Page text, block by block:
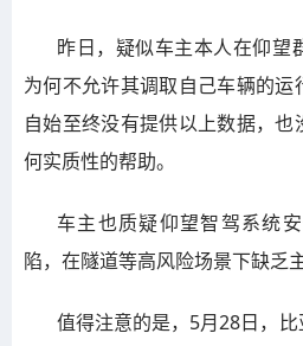
昨日，疑似车主本人在仰望
为何不允许其调取自己车辆的
自始至终没有提供以上数据，
何实质性的帮助。
车主也质疑仰望智驾系统
陷，在隧道等高风险场景下缺乏
值得注意的是，5月28日，